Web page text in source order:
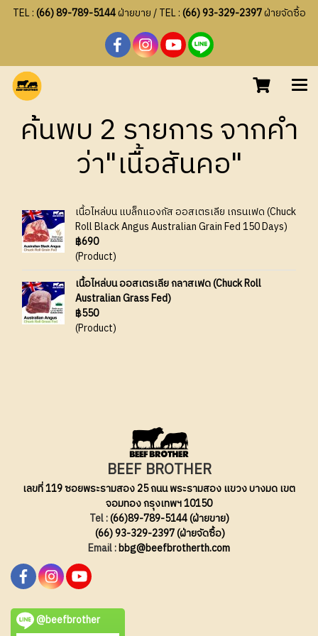
TEL :(66) 89-789-5144ฝ่ายขาย / TEL :(66) 93-329-2397ฝ่ายจัดซื้อ
ค้นพบ 2 รายการ จากคำ
ว่า"เนื้อสันคอ"
เนื้อไหล่บน แบล็กแองกัส ออสเตรเลีย เกรนเฟด (Chuck
Roll Black Angus Australian Grain Fed 150 Days)
฿690
(Product)
เนื้อไหล่บน ออสเตรเลีย กลาสเฟด (Chuck Roll
Australian Grass Fed)
฿550
(Product)
BEEF BROTHER
เลขที่ 119 ซอยพระรามสอง 25 ถนน พระรามสอง แขวง บางมด เขต
จอมทอง กรุงเทพฯ 10150
Tel :(66)89-789-5144 (ฝ่ายขาย)
(66) 93-329-2397 (ฝ่ายจัดซื้อ)
Email :bbg@beefbrotherth.com
@beefbrother